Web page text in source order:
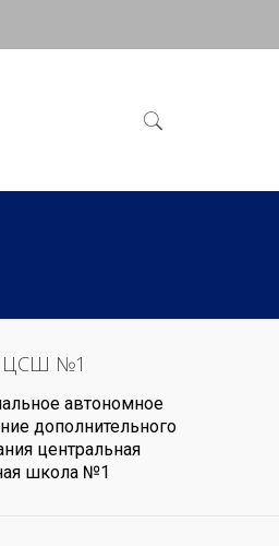
№1
автономное
дополнительного
центральная
школа №1